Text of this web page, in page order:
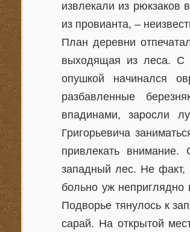
извлекали из рюкзаков
из провианта, –
План деревни
выходящая из леса. С
опушкой начинался
разбавленные
впадинами, заросли
Григорьевича
привлекать
западный лес. Не факт,
больно уж неприглядно
Подворье тянулось к
сарай. На открытой